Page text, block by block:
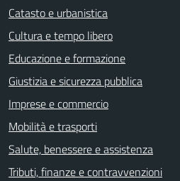
Catasto e urbanistica
Cultura e tempo libero
Educazione e formazione
Giustizia e sicurezza pubblica
Imprese e commercio
Mobilità e trasporti
Salute, benessere e assistenza
Tributi, finanze e contravvenzioni